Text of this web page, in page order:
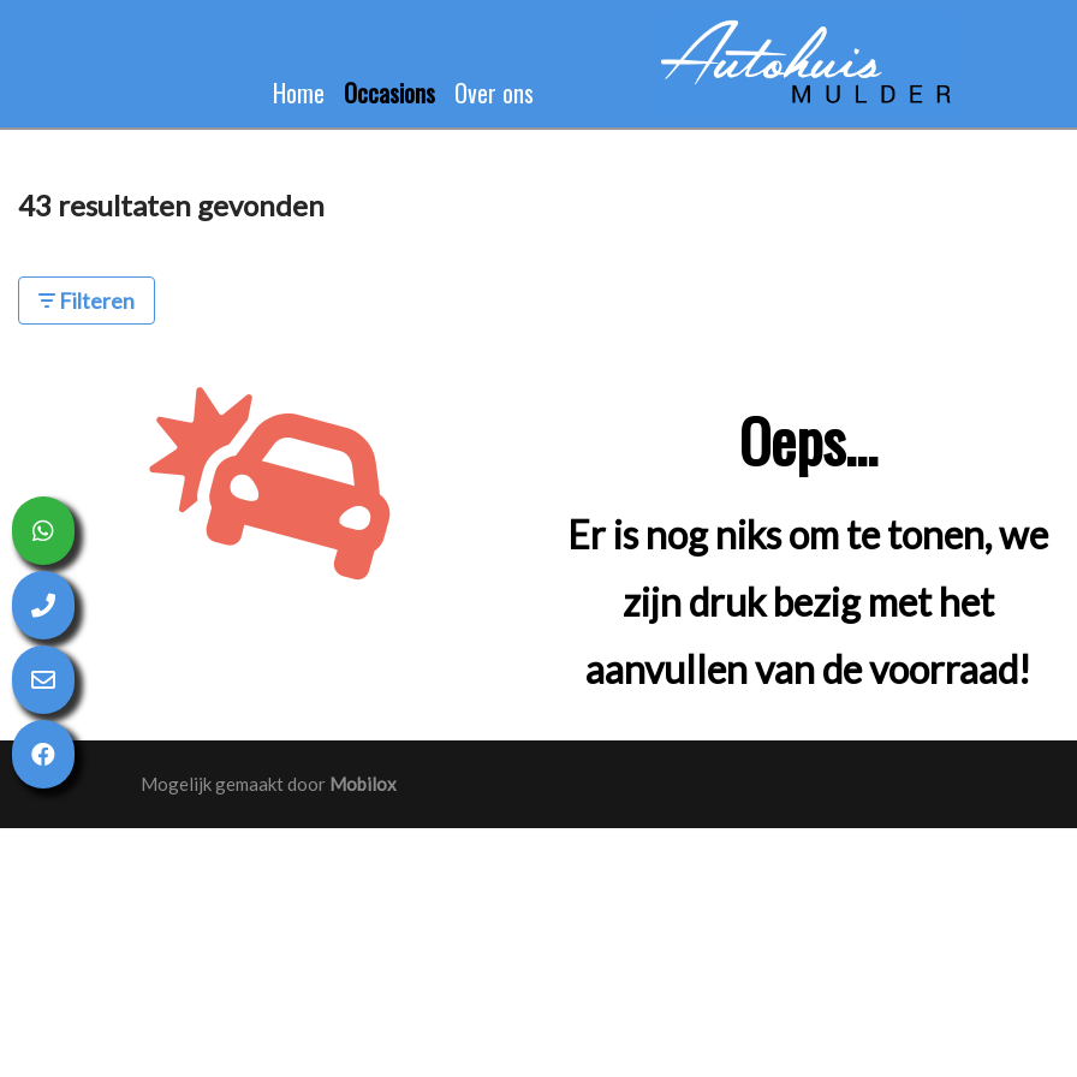
Home Occasions Over ons
43 resultaten gevonden
Filteren
Oeps...
Er is nog niks om te tonen, we
zijn druk bezig met het
aanvullen van de voorraad!
Mogelijk gemaakt door Mobilox